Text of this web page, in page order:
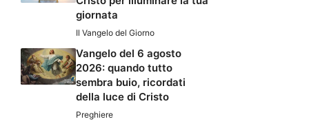
giornata
Il Vangelo del Giorno
Vangelo del 6 agosto
2026: quando tutto
sembra buio, ricordati
della luce di Cristo
Preghiere